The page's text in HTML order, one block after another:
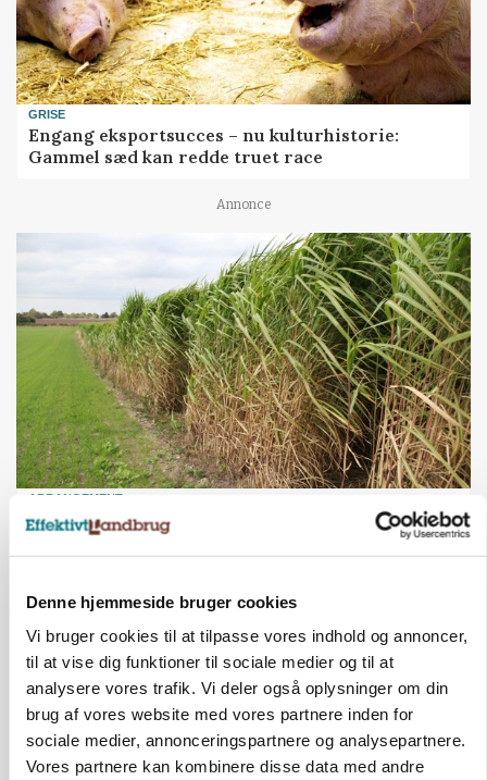
Denne hjemmeside bruger cookies
Vi bruger cookies til at tilpasse vores indhold og annoncer,
til at vise dig funktioner til sociale medier og til at
analysere vores trafik. Vi deler også oplysninger om din
brug af vores website med vores partnere inden for
sociale medier, annonceringspartnere og analysepartnere.
Vores partnere kan kombinere disse data med andre
GRISE
Engang eksportsucces – nu kulturhistorie:
Gammel sæd kan redde truet race
Annonce
ARRANGEMENT
Markvandring sætter fokus på elefantgræs
PLANTER
KWS Rallys topper årets sortsforsøg i vinterbyg
Annonce
Loading...